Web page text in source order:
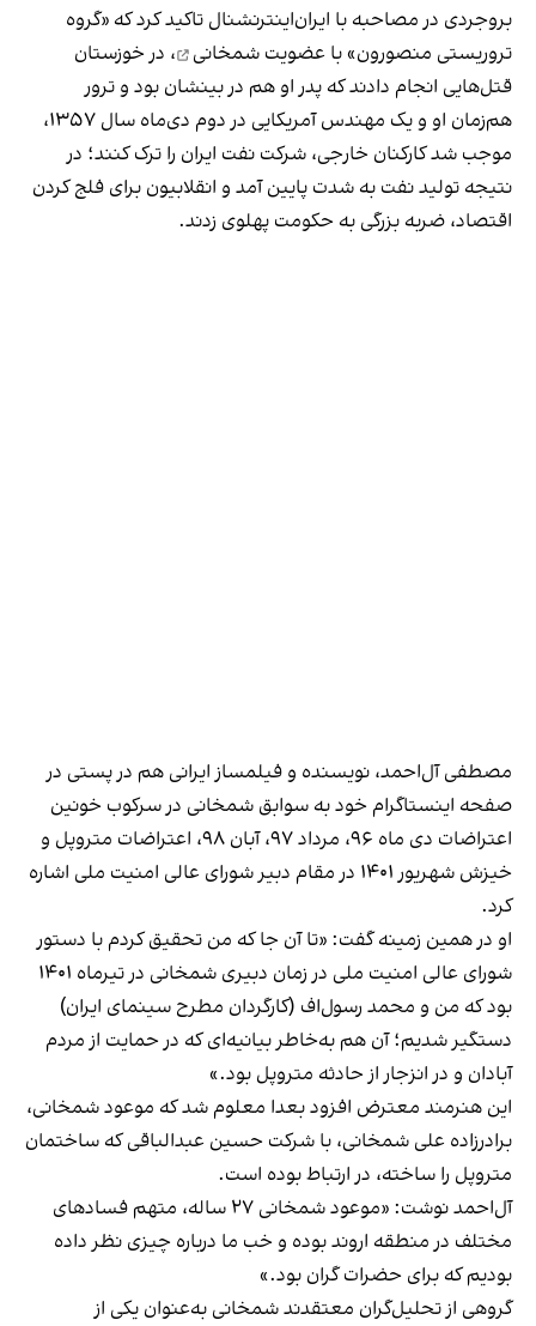
بروجردی در مصاحبه با ایران‌اینترنشنال تاکید کرد که «گروه
تروریستی منصورون»با عضویت شمخانی
، در خوزستان
قتل‌هایی انجام دادند که پدر او هم در بینشان بود و ترور
هم‌زمان او و یک مهندس آمریکایی در دوم دی‌ماه سال ۱۳۵۷،
موجب شد کارکنان خارجی، شرکت نفت ایران را ترک کنند؛ در
نتیجه تولید نفت به شدت پایین آمد و انقلابیون برای فلج کردن
اقتصاد، ضربه بزرگی به حکومت پهلوی زدند.
مصطفی آل‌احمد، نویسنده و فیلمساز ایرانی هم در پستی در
صفحه اینستاگرام خودبه سوابق شمخانی در سرکوب خونین
اعتراضات دی ماه ۹۶، مرداد ۹۷، آبان ۹۸، اعتراضات متروپل و
خیزش شهریور ۱۴۰۱ در مقام دبیر شورای عالی امنیت ملی اشاره
کرد.
او در همین زمینه گفت: «تا آن جا که من تحقیق کردم با دستور
شورای عالی امنیت ملی در زمان دبیری شمخانی در تیرماه ۱۴۰۱
بود که من و محمد رسول‌اف (کارگردان مطرح سینمای ایران)
دستگیر شدیم؛ آن هم به‌خاطر بیانیه‌ای که در حمایت از مردم
آبادان و در انزجار از حادثه متروپل بود.»
این هنرمند معترض افزود بعدا معلوم شد که موعود شمخانی،
برادرزاده علی شمخانی، با شرکت حسین عبدالباقی که ساختمان
متروپل را ساخته، در ارتباط بوده است.
آل‌احمد نوشت: «موعود شمخانی ۲۷ ساله، متهم فسادهای
مختلف در منطقه اروند بوده و خب ما درباره چیزی نظر داده
بودیم که برای حضرات گران بود.»
گروهی از تحلیل‌گران معتقدند شمخانی به‌عنوان یکی از